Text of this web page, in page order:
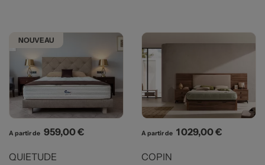
NOUVEAU
A partir de Prix
959,00 €
QUIETUDE
A partir de Prix
1 029,00 €
COPIN